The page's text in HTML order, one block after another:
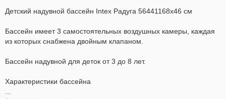
Детский надувной бассейн Intex Радуга 56441168х46 см
Бассейн имеет 3 самостоятельных воздушных камеры, каждая
из которых снабжена двойным клапаном.
Бассейн надувной для деток от 3 до 8 лет.
Характеристики бассейна